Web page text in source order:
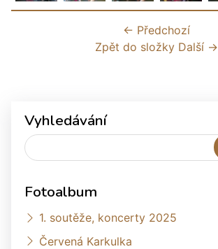
← Předchozí
Zpět do složky Další →
Vyhledávání
Fotoalbum
1. soutěže, koncerty 2025
Červená Karkulka